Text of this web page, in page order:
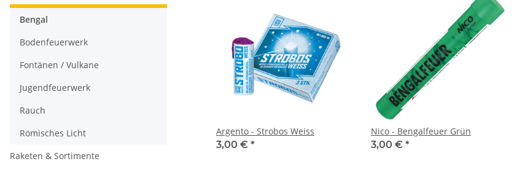
Argento - Strobos Weiss
3,00 € *
Nico - Bengalfeuer Grün
3,00 € *
Bengal
Bodenfeuerwerk
Fontänen / Vulkane
Jugendfeuerwerk
Rauch
Römisches Licht
Raketen & Sortimente